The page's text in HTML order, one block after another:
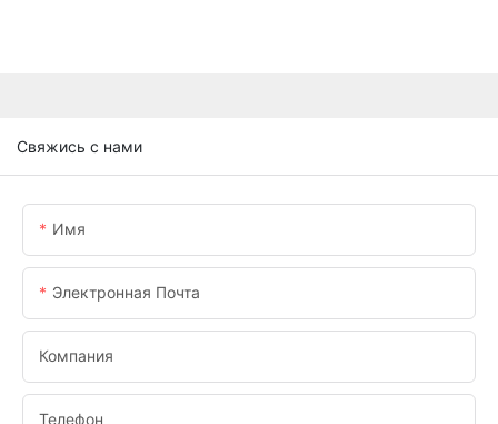
Свяжись с нами
Имя
Электронная Почта
Компания
Телефон